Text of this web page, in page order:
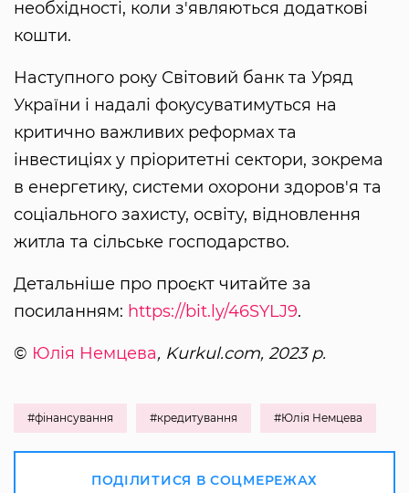
необхідності, коли з'являються додаткові
кошти.
Наступного року Світовий банк та Уряд
України і надалі фокусуватимуться на
критично важливих реформах та
інвестиціях у пріоритетні сектори, зокрема
в енергетику, системи охорони здоров'я та
соціального захисту, освіту, відновлення
житла та сільське господарство.
Детальніше про проєкт читайте за
посиланням: https://bit.ly/46SYLJ9.
© Юлія Немцева, Kurkul.com, 2023 р.
#фінансування #кредитування #Юлія Немцева
ПОДІЛИТИСЯ В СОЦМЕРЕЖАХ